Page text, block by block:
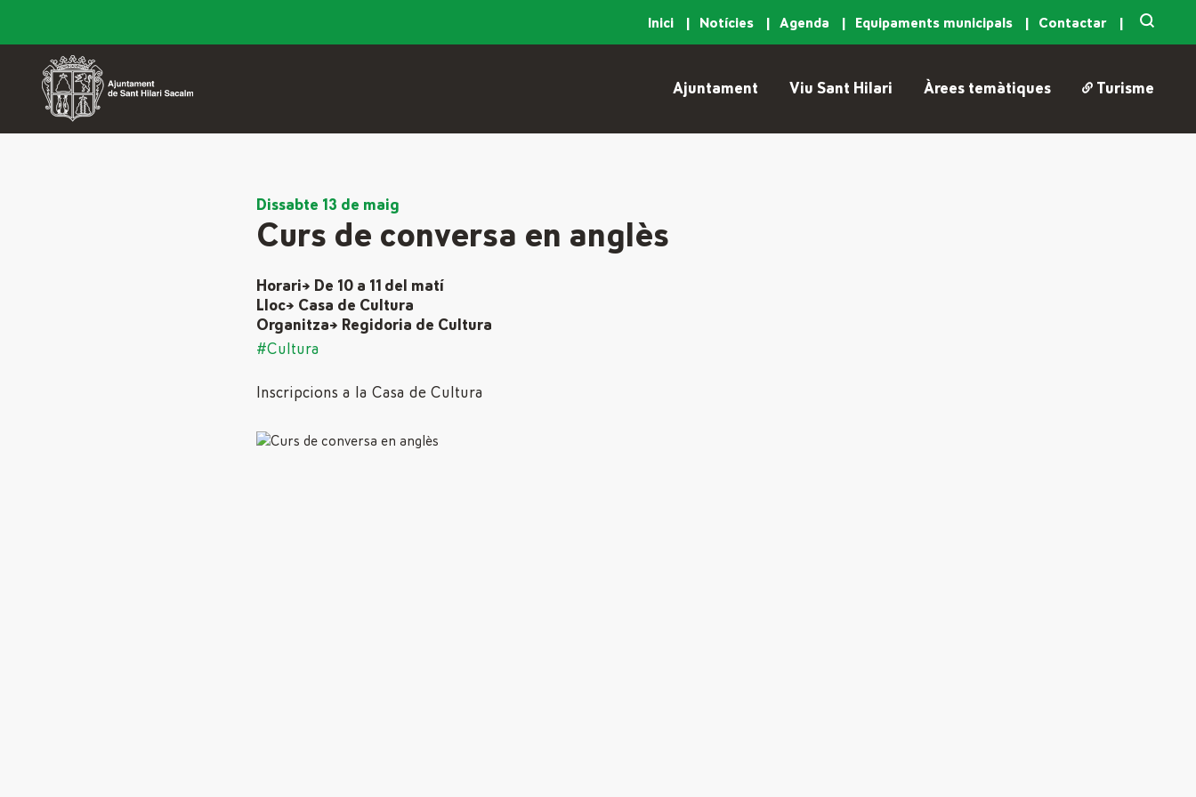
Inici Notícies Agenda Equipaments municipals Contactar
Ajuntament Viu Sant Hilari Àrees temàtiques Turisme
Dissabte 13 de maig
Curs de conversa en anglès
Horari→ De 10 a 11 del matí
Lloc→ Casa de Cultura
Organitza→ Regidoria de Cultura
#Cultura
Inscripcions a la Casa de Cultura